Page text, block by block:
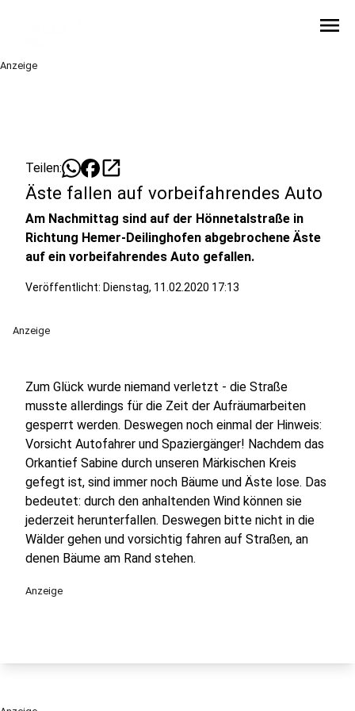
menu
Anzeige
Teilen: open_in_new
Äste fallen auf vorbeifahrendes Auto
Am Nachmittag sind auf der Hönnetalstraße in
Richtung Hemer-Deilinghofen abgebrochene Äste
auf ein vorbeifahrendes Auto gefallen.
Veröffentlicht: Dienstag, 11.02.2020 17:13
Anzeige
Zum Glück wurde niemand verletzt - die Straße
musste allerdings für die Zeit der Aufräumarbeiten
gesperrt werden. Deswegen noch einmal der Hinweis:
Vorsicht Autofahrer und Spaziergänger! Nachdem das
Orkantief Sabine durch unseren Märkischen Kreis
gefegt ist, sind immer noch Bäume und Äste lose. Das
bedeutet: durch den anhaltenden Wind können sie
jederzeit herunterfallen. Deswegen bitte nicht in die
Wälder gehen und vorsichtig fahren auf Straßen, an
denen Bäume am Rand stehen.
Anzeige